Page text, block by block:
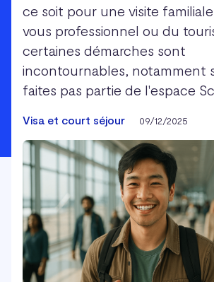
ce soit pour une visite
vous professionnel ou du
certaines démarches sont
incontournables, notamment
faites pas partie de l'espace
Visa et court séjour 09/12/2025